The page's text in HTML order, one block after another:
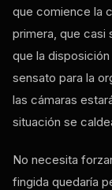
que comience la
primera, que casi
que la
sensato para la
las cámaras
situación se
No necesita
fingida quedaría